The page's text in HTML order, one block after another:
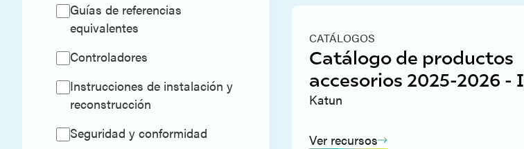
Guías de referencias
equivalentes
Controladores
Instrucciones de instalación y
reconstrucción
Seguridad y conformidad
CATÁLOGOS
Catálogo de productos
accesorios 2025-2026 -
Katun
Ver recursos